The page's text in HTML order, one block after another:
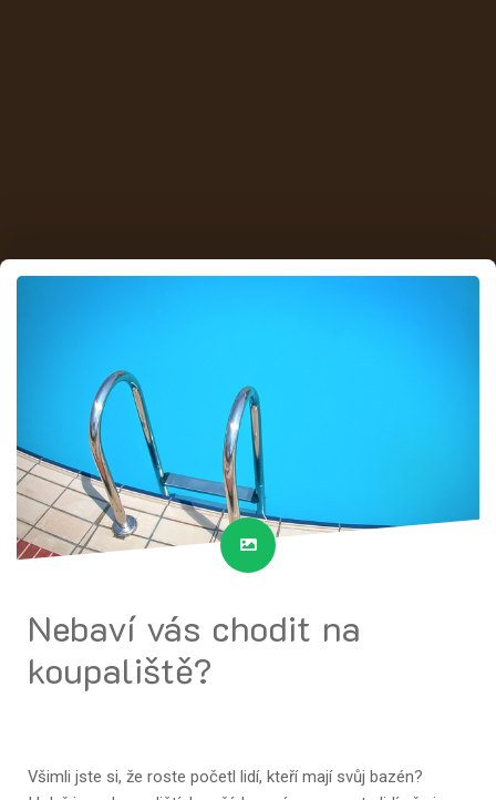
Nebaví vás chodit na
koupaliště?
Všimli jste si, že roste početl lidí, kteří mají svůj bazén?